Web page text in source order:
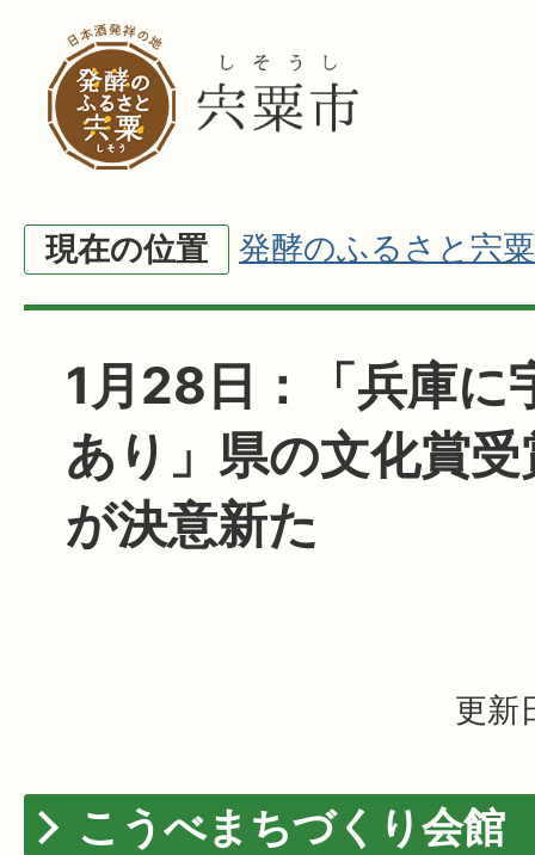
現在の位置 発酵のふるさと宍粟
1月28日：「兵庫に
あり」県の文化賞
が決意新た
更新
こうべまちづくり会館